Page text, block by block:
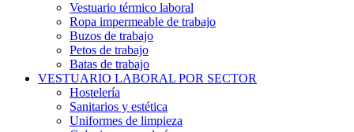
Vestuario térmico laboral
Ropa impermeable de trabajo
Buzos de trabajo
Petos de trabajo
Batas de trabajo
VESTUARIO LABORAL POR SECTOR
Hostelería
Sanitarios y estética
Uniformes de limpieza